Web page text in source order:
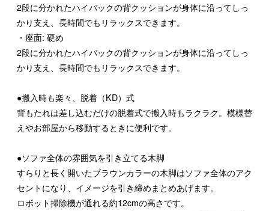
2段に分かれたハイバックの背クッションが身体に沿ってしっ
かり支え、長時間でもリラックスできます。
・座面: 硬め
2段に分かれたハイバックの背クッションが身体に沿ってしっ
かり支え、長時間でもリラックスできます。
●搬入時も楽々、脱着（KD）式
背もたれは差し込むだけの脱着式で搬入時もラクラク。模様替
えやお部屋から移動するときに便利です。
●ソファ全体の雰囲気を引き立てる木脚
すらりと長く開いたブラウンカラーの木脚はソファ全体のアク
セントになり、イメージを引き締めまとめあげます。
ロボット掃除機が通れる約12cmの高さです。